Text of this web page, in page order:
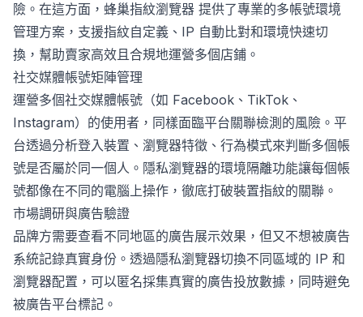
險。在這方面， 蜂巢指紋瀏覽器 提供了專業的多帳號環境
管理方案，支援指紋自定義、IP 自動比對和環境快速切
換，幫助賣家高效且合規地運營多個店鋪。
社交媒體帳號矩陣管理
運營多個社交媒體帳號（如 Facebook、TikTok、
Instagram）的使用者，同樣面臨平台關聯檢測的風險。平
台透過分析登入裝置、瀏覽器特徵、行為模式來判斷多個帳
號是否屬於同一個人。隱私瀏覽器的環境隔離功能讓每個帳
號都像在不同的電腦上操作，徹底打破裝置指紋的關聯。
市場調研與廣告驗證
品牌方需要查看不同地區的廣告展示效果，但又不想被廣告
系統記錄真實身份。透過隱私瀏覽器切換不同區域的 IP 和
瀏覽器配置，可以匿名採集真實的廣告投放數據，同時避免
被廣告平台標記。